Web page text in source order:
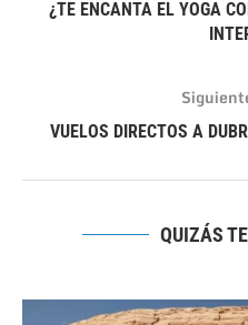
¿TE ENCANTA EL YOGA
VUELOS DIRECTOS A
QUIZÁS